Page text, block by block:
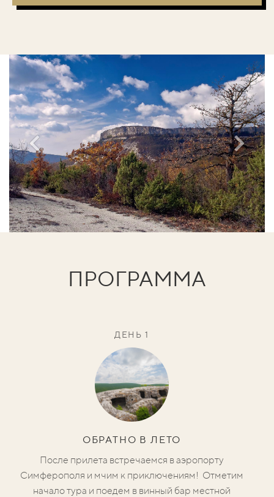
ПРОГРАММА
ДЕНЬ 1
ОБРАТНО В ЛЕТО
После прилета встречаемся в аэропорту
Симферополя и мчим к приключениям! Отметим
начало тура и поедем в винный бар местной